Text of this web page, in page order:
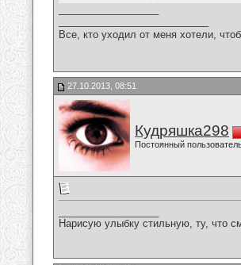
Все, кто уходил от меня хотели,
27.10.2013, 08:51
Кудряшка298
Постоянный
Нарисую улыбку стильную, ту, что